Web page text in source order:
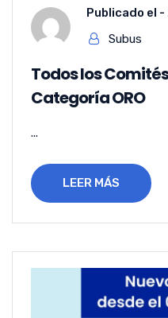
Publicado el -
Subus
Todos los
Categoría ORO
...
LEER MÁS